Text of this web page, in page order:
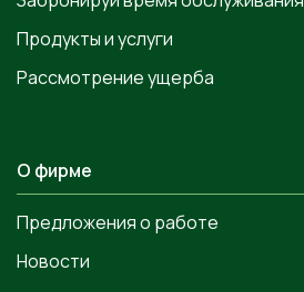
Продукты и услуги
Рассмотрение ущерба
О фирме
Предложения о работе
Новости